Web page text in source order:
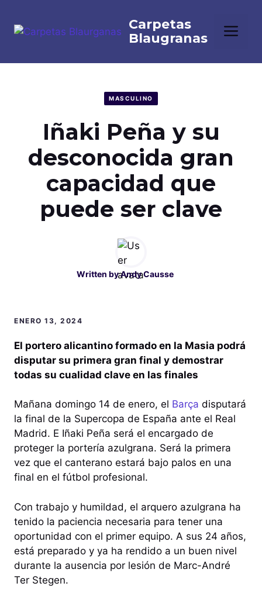
contenido
MASCULINO
Iñaki Peña y su
desconocida gran
capacidad que
puede ser clave
Written byAndy Causse
ENERO 13, 2024
El portero alicantino formado en la Masia podrá
disputar su primera gran final y demostrar
todas su cualidad clave en las finales
Mañana domingo 14 de enero, el Barça disputará
la final de la Supercopa de España ante el Real
Madrid. E Iñaki Peña será el encargado de
proteger la portería azulgrana. Será la primera
vez que el canterano estará bajo palos en una
final en el fútbol profesional.
Con trabajo y humildad, el arquero azulgrana ha
tenido la paciencia necesaria para tener una
oportunidad con el primer equipo. A sus 24 años,
está preparado y ya ha rendido a un buen nivel
durante la ausencia por lesión de Marc-André
Ter Stegen.